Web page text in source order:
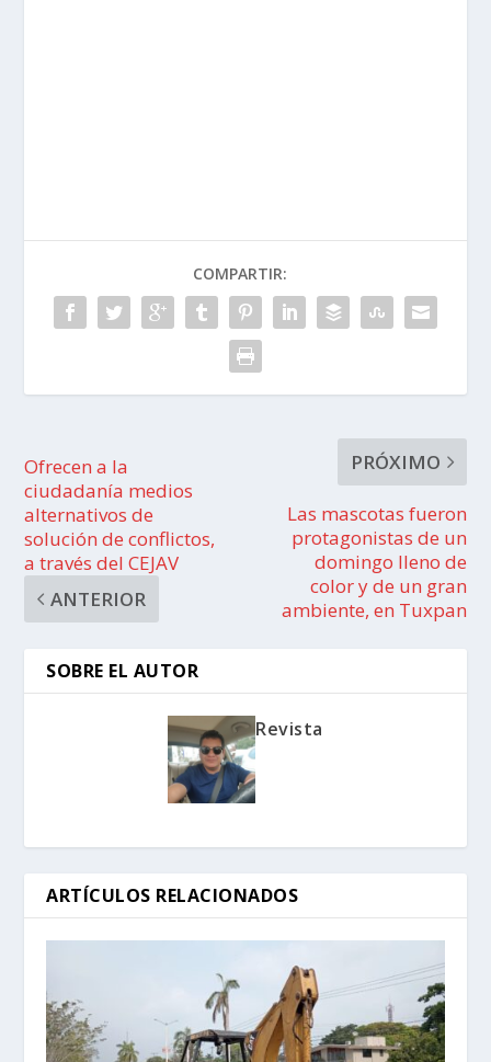
COMPARTIR:
Ofrecen a la
ciudadanía medios
alternativos de
solución de conflictos,
a través del CEJAV
ANTERIOR
PRÓXIMO
Las mascotas fueron
protagonistas de un
domingo lleno de
color y de un gran
ambiente, en Tuxpan
SOBRE EL AUTOR
Revista
ARTÍCULOS RELACIONADOS